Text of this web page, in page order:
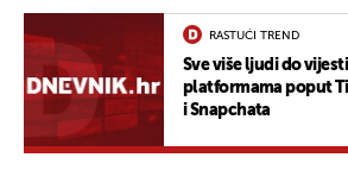
RASTUĆI TREND
Sve više ljudi do
platformama poput
i Snapchata